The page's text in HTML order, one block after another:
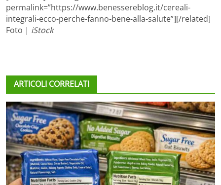
permalink=”https://www.benessereblog.it/cereali-
integrali-ecco-perche-fanno-bene-alla-salute”][/related]
Foto | iStock
ARTICOLI CORRELATI